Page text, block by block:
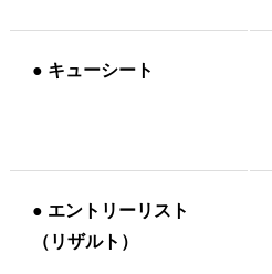
● キューシート
● エントリーリスト
（リザルト）